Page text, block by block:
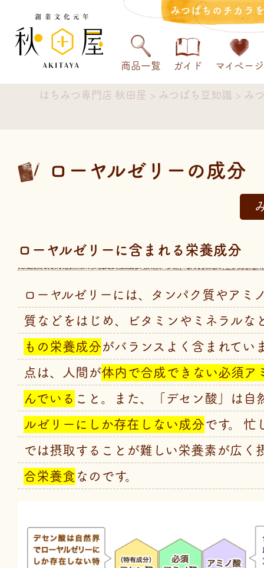
みつばちのチカラ
商品一覧 ガイド マイページ
はちみつ専門店 秋田屋 > みつばち豆知識 > み
ローヤルゼリーの成分
ローヤルゼリーに含まれる栄養成分
ローヤルゼリーには、タンパク質やアミ
質などをはじめ、ビタミンやミネラルな
もの栄養成分がバランスよく含まれてい
点は、人間が体内で合成できない必須ア
んでいる こと。また、「デセン酸」は自
ルゼリーにしか存在しない成分です。 忙
では摂取することが難しい栄養素が広く
合栄養食なのです。